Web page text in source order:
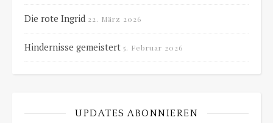
Die rote Ingrid 22. März 2026
Hindernisse gemeistert 5. Februar 2026
UPDATES ABONNIEREN